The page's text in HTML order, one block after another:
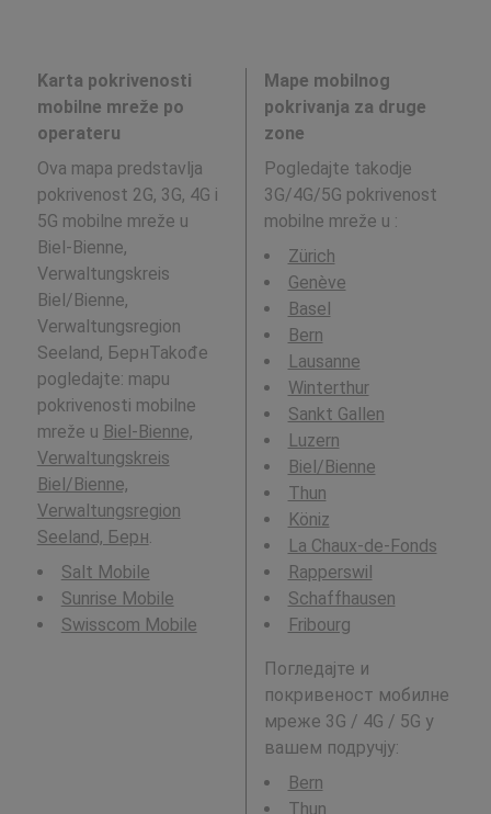
Karta pokrivenosti
mobilne mreže po
operateru
Ova mapa predstavlja
pokrivenost 2G, 3G, 4G i
5G mobilne mreže u
Biel-Bienne,
Verwaltungskreis
Biel/Bienne,
Verwaltungsregion
Seeland, БернTakođe
pogledajte: mapu
pokrivenosti mobilne
mreže u Biel-Bienne,
Verwaltungskreis
Biel/Bienne,
Verwaltungsregion
Seeland, Берн.
Salt Mobile
Sunrise Mobile
Swisscom Mobile
Mape mobilnog
pokrivanja za druge
zone
Pogledajte takodje
3G/4G/5G pokrivenost
mobilne mreže u :
Zürich
Genève
Basel
Bern
Lausanne
Winterthur
Sankt Gallen
Luzern
Biel/Bienne
Thun
Köniz
La Chaux-de-Fonds
Rapperswil
Schaffhausen
Fribourg
Погледајте и
покривеност мобилне
мреже 3G / 4G / 5G у
вашем подручју:
Bern
Thun